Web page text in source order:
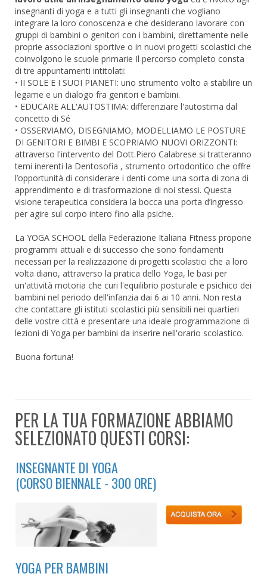
insegnanti di yoga e a tutti gli insegnanti che vogliano
integrare la loro conoscenza e che desiderano lavorare con
gruppi di bambini o genitori con i bambini, direttamente nelle
proprie associazioni sportive o in nuovi progetti scolastici che
coinvolgono le scuole primarie Il percorso completo consta
di tre appuntamenti intitolati:
• II SOLE E I SUOI PIANETI: uno strumento volto a stabilire un
legame e un dialogo fra genitori e bambini.
• EDUCARE ALL'AUTOSTIMA: differenziare l'autostima dal
concetto di Sé
• OSSERVIAMO, DISEGNIAMO, MODELLIAMO LE POSTURE
DI GENITORI E BIMBI E SCOPRIAMO NUOVI ORIZZONTI:
attraverso l'intervento del Dott.Piero Calabrese si tratteranno
temi inerenti la Dentosofia , strumento ortodontico che offre
l’opportunità di considerare i denti come una sorta di zona di
apprendimento e di trasformazione di noi stessi. Questa
visione terapeutica considera la bocca una porta d’ingresso
per agire sul corpo intero fino alla psiche.
La YOGA SCHOOL della Federazione Italiana Fitness propone
programmi attuali e di successo che sono fondamenti
necessari per la realizzazione di progetti scolastici che a loro
volta diano, attraverso la pratica dello Yoga, le basi per
un'attività motoria che curi l'equilibrio posturale e psichico dei
bambini nel periodo dell'infanzia dai 6 ai 10 anni. Non resta
che contattare gli istituti scolastici più sensibili nei quartieri
delle vostre città e presentare una ideale programmazione di
lezioni di Yoga per bambini da inserire nell'orario scolastico.
Buona fortuna!
PER LA TUA FORMAZIONE ABBIAMO
SELEZIONATO QUESTI CORSI:
INSEGNANTE DI YOGA
(CORSO BIENNALE - 300 ORE)
YOGA PER BAMBINI